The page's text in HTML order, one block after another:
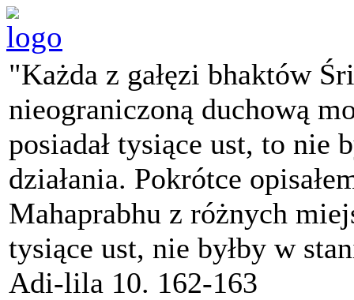
"Każda z gałęzi bhaktów
nieograniczoną duchową
posiadał tysiące ust, to nie
działania. Pokrótce
Mahaprabhu z różnych
tysiące ust, nie byłby w
Adi-lila 10. 162-163